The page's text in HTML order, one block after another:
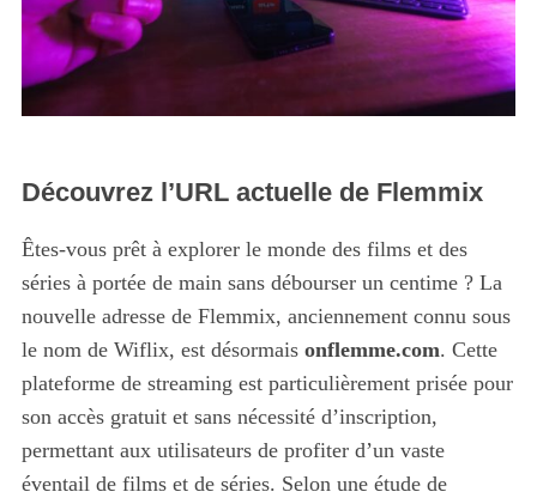
Découvrez l’URL actuelle de Flemmix
Êtes-vous prêt à explorer le monde des films et des
séries à portée de main sans débourser un centime ? La
nouvelle adresse de Flemmix, anciennement connu sous
le nom de Wiflix, est désormais onflemme.com. Cette
plateforme de streaming est particulièrement prisée pour
son accès gratuit et sans nécessité d’inscription,
permettant aux utilisateurs de profiter d’un vaste
éventail de films et de séries. Selon une étude de